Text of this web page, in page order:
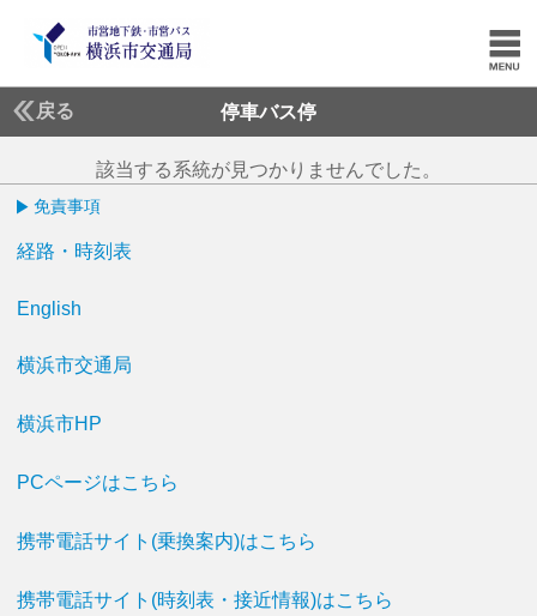
戻る 停車バス停
該当する系統が見つかりませんでした。
免責事項
経路・時刻表
English
横浜市交通局
横浜市HP
PCページはこちら
携帯電話サイト(乗換案内)はこちら
携帯電話サイト(時刻表・接近情報)はこちら